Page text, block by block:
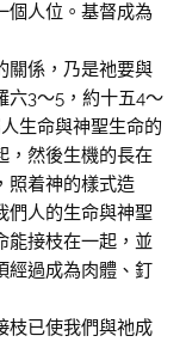
個人位。基督成為
係，乃是祂要與
六3～5，約十五4～
生命與神聖生命的
，然後生機的長在
照着神的樣式造
們人的生命與神聖
能接枝在一起，並
經過成為肉體、釘
已使我們與祂成